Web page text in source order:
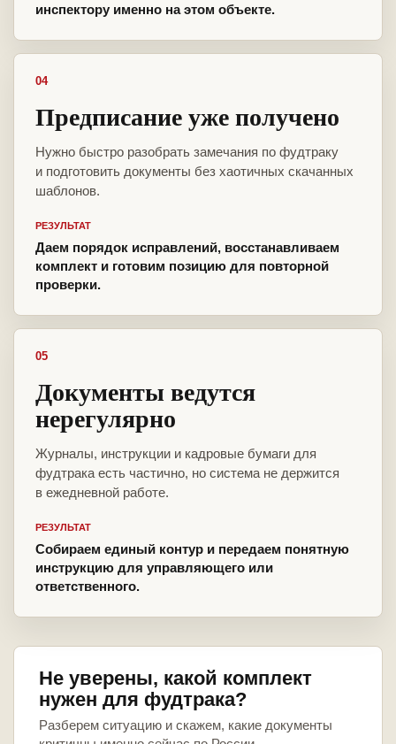
инспектору именно на этом объекте.
04
Предписание уже получено
Нужно быстро разобрать замечания по фудтраку
и подготовить документы без хаотичных скачанных
шаблонов.
РЕЗУЛЬТАТ
Даем порядок исправлений, восстанавливаем
комплект и готовим позицию для повторной
проверки.
05
Документы ведутся
нерегулярно
Журналы, инструкции и кадровые бумаги для
фудтрака есть частично, но система не держится
в ежедневной работе.
РЕЗУЛЬТАТ
Собираем единый контур и передаем понятную
инструкцию для управляющего или
ответственного.
Не уверены, какой комплект
нужен для фудтрака?
Разберем ситуацию и скажем, какие документы